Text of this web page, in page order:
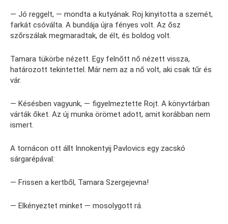
— Jó reggelt, — mondta a kutyának. Roj kinyitotta a szemét,
farkát csóválta. A bundája újra fényes volt. Az ősz
szőrszálak megmaradtak, de élt, és boldog volt.
Tamara tükörbe nézett. Egy felnőtt nő nézett vissza,
határozott tekintettel. Már nem az a nő volt, aki csak tűr és
vár.
— Késésben vagyunk, — figyelmeztette Rojt. A könyvtárban
várták őket. Az új munka örömet adott, amit korábban nem
ismert.
A tornácon ott állt Innokentyij Pavlovics egy zacskó
sárgarépával:
— Frissen a kertből, Tamara Szergejevna!
— Elkényeztet minket — mosolygott rá.